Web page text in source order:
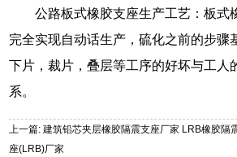
公路板式橡胶支座生产工艺：板式
完全实现自动话生产，硫化之前的步骤
下片，裁片，叠层等工序的好坏与工人
系。
上一篇: 建筑铅芯夹层橡胶隔震支座厂家 LRB橡胶隔
座(LRB)厂家